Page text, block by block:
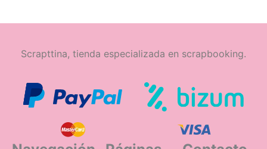
Scrapttina, tienda especializada en scrapbooking.